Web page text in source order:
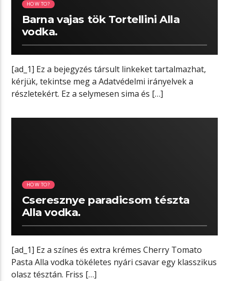
HOW TO?
Barna vajas tök Tortellini Alla
vodka.
[ad_1] Ez a bejegyzés társult linkeket tartalmazhat,
kérjük, tekintse meg a Adatvédelmi irányelvek a
részletekért. Ez a selymesen sima és […]
HOW TO?
Cseresznye paradicsom tészta
Alla vodka.
[ad_1] Ez a színes és extra krémes Cherry Tomato
Pasta Alla vodka tökéletes nyári csavar egy klasszikus
olasz tésztán. Friss […]